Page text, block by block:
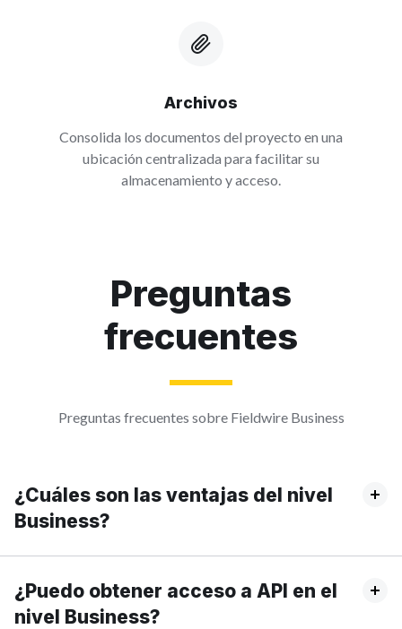
Archivos
Consolida los documentos del proyecto en una
ubicación centralizada para facilitar su
almacenamiento y acceso.
Preguntas
frecuentes
Preguntas frecuentes sobre Fieldwire Business
¿Cuáles son las ventajas del nivel
Business?
¿Puedo obtener acceso a API en el
nivel Business?